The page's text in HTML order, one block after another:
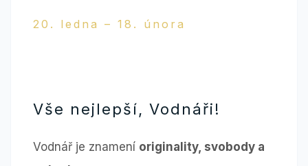
20. ledna – 18. února
Vše nejlepší, Vodnáři!
Vodnář je znamení originality, svobody a